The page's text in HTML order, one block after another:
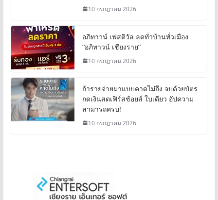
10 กรกฎาคม 2026
อภิทาวน์ เฟสติวัล ลดทั่วบ้านทั่วเมือง
“อภิทาวน์ เชียงราย”
10 กรกฎาคม 2026
ถ้ารายจ่ายมาแบบคาดไม่ถึง จบด้วยบัตร
กดเงินสดเฟิร์สช้อยส์ ใบเดียว อัปความ
สามารถครบ!
10 กรกฎาคม 2026